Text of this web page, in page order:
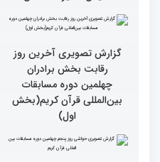
تجلیل از پنج بانوی فعال
قرآنی جهان اسلام در
همایش «خیرات حسان»